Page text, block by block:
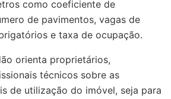
como coeficiente de
de pavimentos, vagas de
e taxa de ocupação.
orienta proprietários,
técnicos sobre as
de utilização do imóvel, seja para